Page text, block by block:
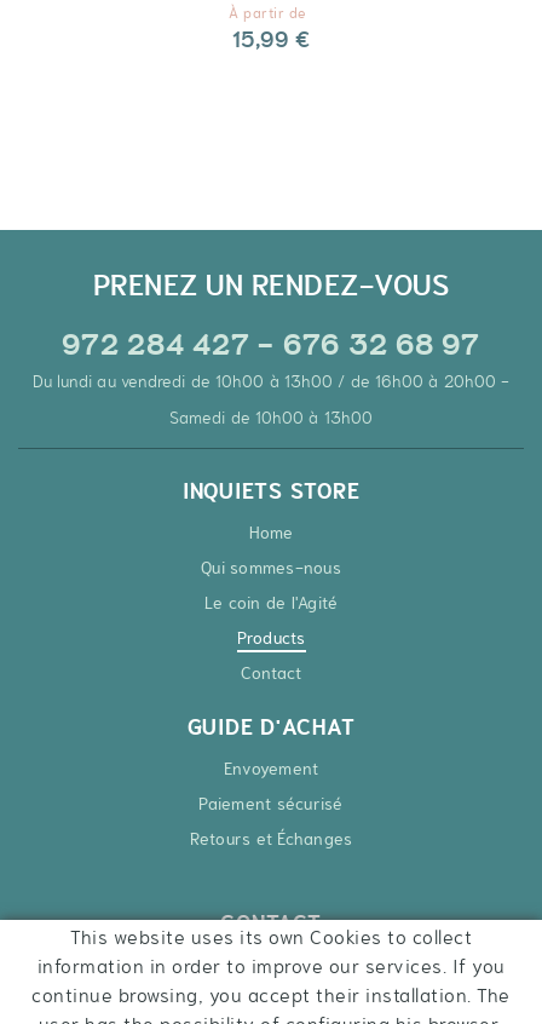
À partir de
15,99 €
PRENEZ UN RENDEZ-VOUS
972 284 427 - 676 32 68 97
Du lundi au vendredi de 10h00 à 13h00 / de 16h00 à 20h00 -
Samedi de 10h00 à 13h00
INQUIETS STORE
Home
Qui sommes-nous
Le coin de l'Agité
Products
Contact
GUIDE D'ACHAT
Envoyement
Paiement sécurisé
Retours et Échanges
CONTACT
Ctra. Besalú – Roses, 6
17740 Vilafant
This website uses its own Cookies to collect
information in order to improve our services. If you
continue browsing, you accept their installation. The